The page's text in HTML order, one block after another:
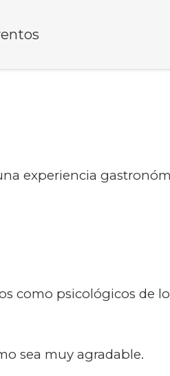
experiencia
como psicológicos de
sea muy agradable.